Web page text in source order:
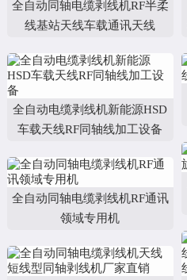
编织处理机
收送线机
联系银钢
全自动同轴电缆剥线机RF半柔
线基站天线车载通讯天线
全自动电缆剥线机新能源HSD
车载天线RF同轴线加工设备
全自动同轴电缆剥线机RF通讯
领域专用机